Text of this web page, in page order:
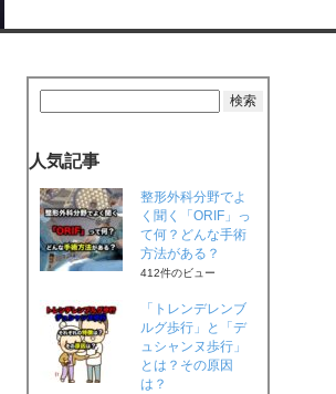
人気記事
整形外科分野でよ
く聞く「ORIF」っ
て何？どんな手術
方法がある？
412件のビュー
「トレンデレンブ
ルグ歩行」と「デ
ュシャンヌ歩行」
とは？その原因
は？